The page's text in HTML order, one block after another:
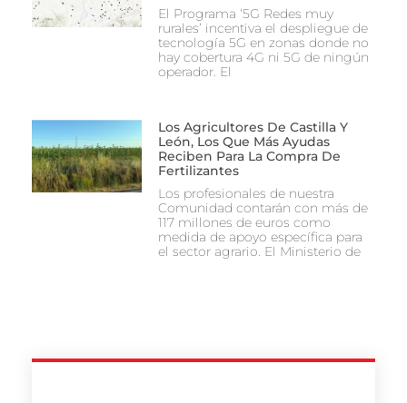
El Programa ‘5G Redes muy
rurales’ incentiva el despliegue de
tecnología 5G en zonas donde no
hay cobertura 4G ni 5G de ningún
operador. El
Los Agricultores De Castilla Y
León, Los Que Más Ayudas
Reciben Para La Compra De
Fertilizantes
Los profesionales de nuestra
Comunidad contarán con más de
117 millones de euros como
medida de apoyo específica para
el sector agrario. El Ministerio de